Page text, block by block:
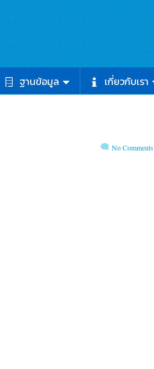
ฐานข้อมูล เกี่ยวกับเรา
No Comments